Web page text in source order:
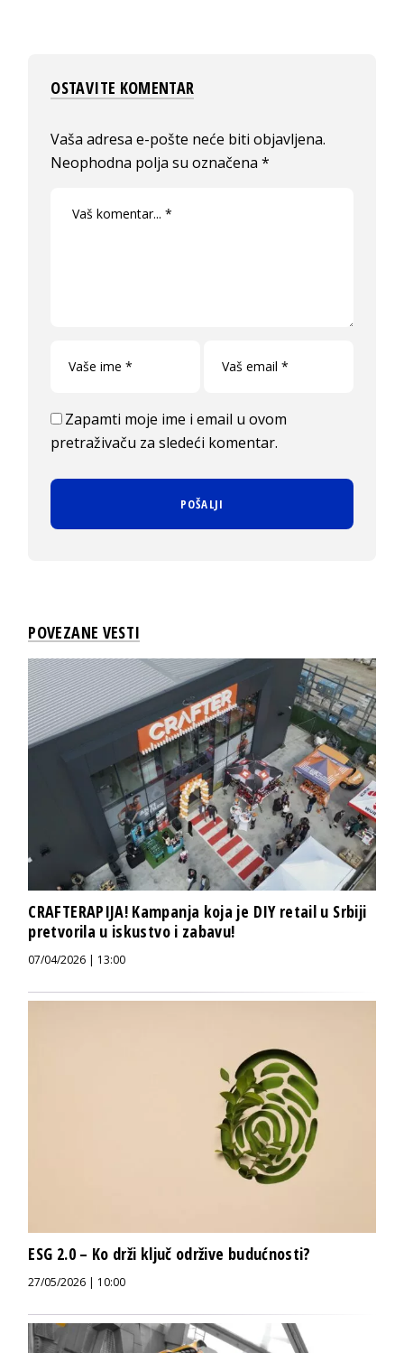
OSTAVITE KOMENTAR
Vaša adresa e-pošte neće biti objavljena.
Neophodna polja su označena*
Zapamti moje ime i email u ovom
pretraživaču za sledeći komentar.
POVEZANE VESTI
CRAFTERAPIJA! Kampanja koja je DIY retail u Srbiji
pretvorila u iskustvo i zabavu!
07/04/2026 | 13:00
ESG 2.0 – Ko drži ključ održive budućnosti?
27/05/2026 | 10:00